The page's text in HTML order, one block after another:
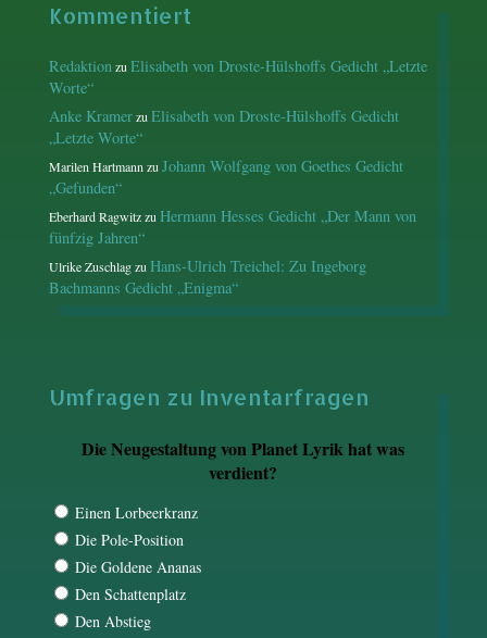
Kommentiert
RedaktionzuElisabeth von Droste-Hülshoffs Gedicht „Letzte
Worte“
Anke KramerzuElisabeth von Droste-Hülshoffs Gedicht
„Letzte Worte“
Marilen HartmannzuJohann Wolfgang von Goethes Gedicht
„Gefunden“
Eberhard RagwitzzuHermann Hesses Gedicht „Der Mann von
fünfzig Jahren“
Ulrike ZuschlagzuHans-Ulrich Treichel: Zu Ingeborg
Bachmanns Gedicht „Enigma“
Umfragen zu Inventarfragen
Die Neugestaltung von Planet Lyrik hat was
verdient?
Einen Lorbeerkranz
Die Pole-Position
Die Goldene Ananas
Den Schattenplatz
Den Abstieg